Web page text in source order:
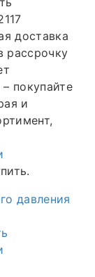
доставка
рассрочку
покупайте
и
давления